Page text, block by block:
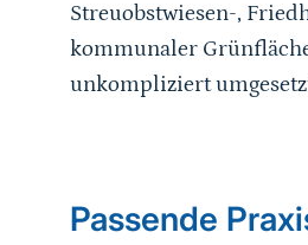
Streuobstwiesen-,
kommunaler
unkompliziert
Passende